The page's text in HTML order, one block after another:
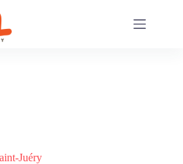
Juéry